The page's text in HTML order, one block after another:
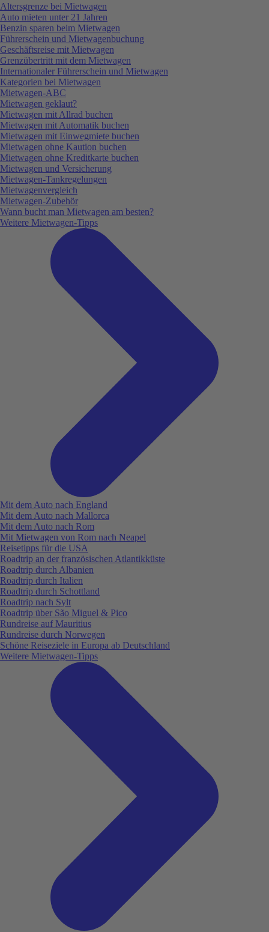
Altersgrenze bei Mietwagen
Auto mieten unter 21 Jahren
Benzin sparen beim Mietwagen
Führerschein und Mietwagenbuchung
Geschäftsreise mit Mietwagen
Grenzübertritt mit dem Mietwagen
Internationaler Führerschein und Mietwagen
Kategorien bei Mietwagen
Mietwagen-ABC
Mietwagen geklaut?
Mietwagen mit Allrad buchen
Mietwagen mit Automatik buchen
Mietwagen mit Einwegmiete buchen
Mietwagen ohne Kaution buchen
Mietwagen ohne Kreditkarte buchen
Mietwagen und Versicherung
Mietwagen-Tankregelungen
Mietwagenvergleich
Mietwagen-Zubehör
Wann bucht man Mietwagen am besten?
Weitere Mietwagen-Tipps
Mit dem Auto nach England
Mit dem Auto nach Mallorca
Mit dem Auto nach Rom
Mit Mietwagen von Rom nach Neapel
Reisetipps für die USA
Roadtrip an der französischen Atlantikküste
Roadtrip durch Albanien
Roadtrip durch Italien
Roadtrip durch Schottland
Roadtrip nach Sylt
Roadtrip über São Miguel & Pico
Rundreise auf Mauritius
Rundreise durch Norwegen
Schöne Reiseziele in Europa ab Deutschland
Weitere Mietwagen-Tipps